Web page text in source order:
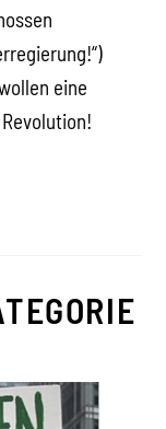
eine